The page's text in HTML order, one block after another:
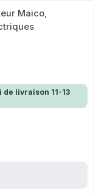
livraison 11-13